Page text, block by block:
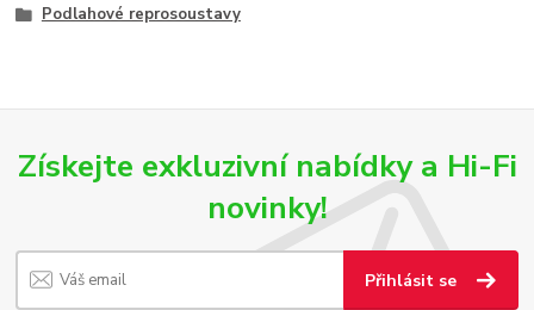
Podlahové reprosoustavy
Získejte exkluzivní nabídky a Hi-Fi
novinky!
Přihlásit se